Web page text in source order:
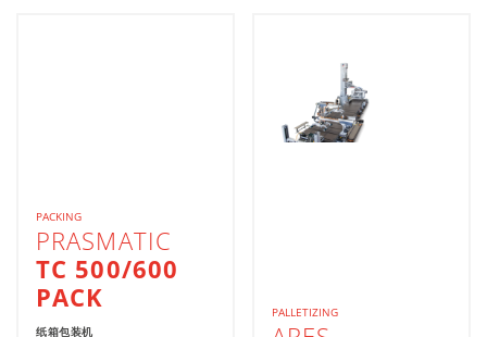
PACKING
PRASMATIC
TC 500/600
PACK
纸箱包装机
PALLETIZING